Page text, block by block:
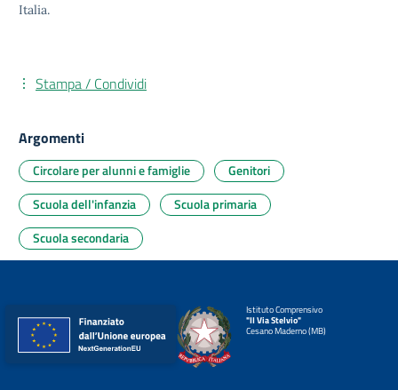
Italia.
Stampa / Condividi
Argomenti
Circolare per alunni e famiglie
Genitori
Scuola dell'infanzia
Scuola primaria
Scuola secondaria
Istituto Comprensivo
"II Via Stelvio"
Cesano Maderno (MB)